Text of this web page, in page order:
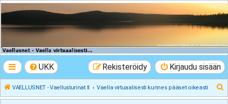
VAELLUSNET -
Vaellusturinat II
UKK Kirjaudu sisään
Rekisteröidy
VAELLUSNET - Vaellusturinat II Vaella virtuaalisesti kunnes pääset oikeasti
t